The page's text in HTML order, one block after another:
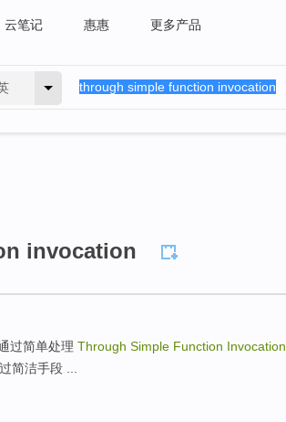
云笔记 惠惠 更多产品
invocation
过简单处理 Through Simple Function Invocation
简洁手段 ...